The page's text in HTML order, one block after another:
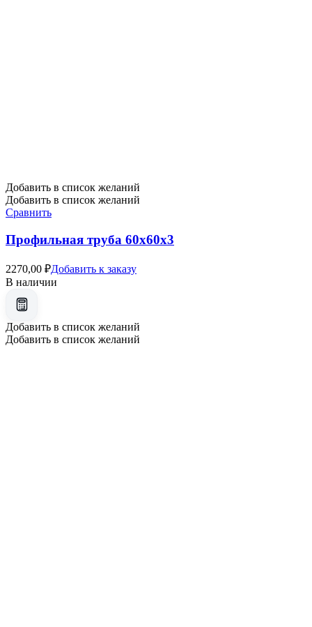
Добавить в список желаний
Добавить в список желаний
Сравнить
Профильная труба 60х60х3
2270,00 ₽Добавить к заказу
В наличии
Добавить в список желаний
Добавить в список желаний